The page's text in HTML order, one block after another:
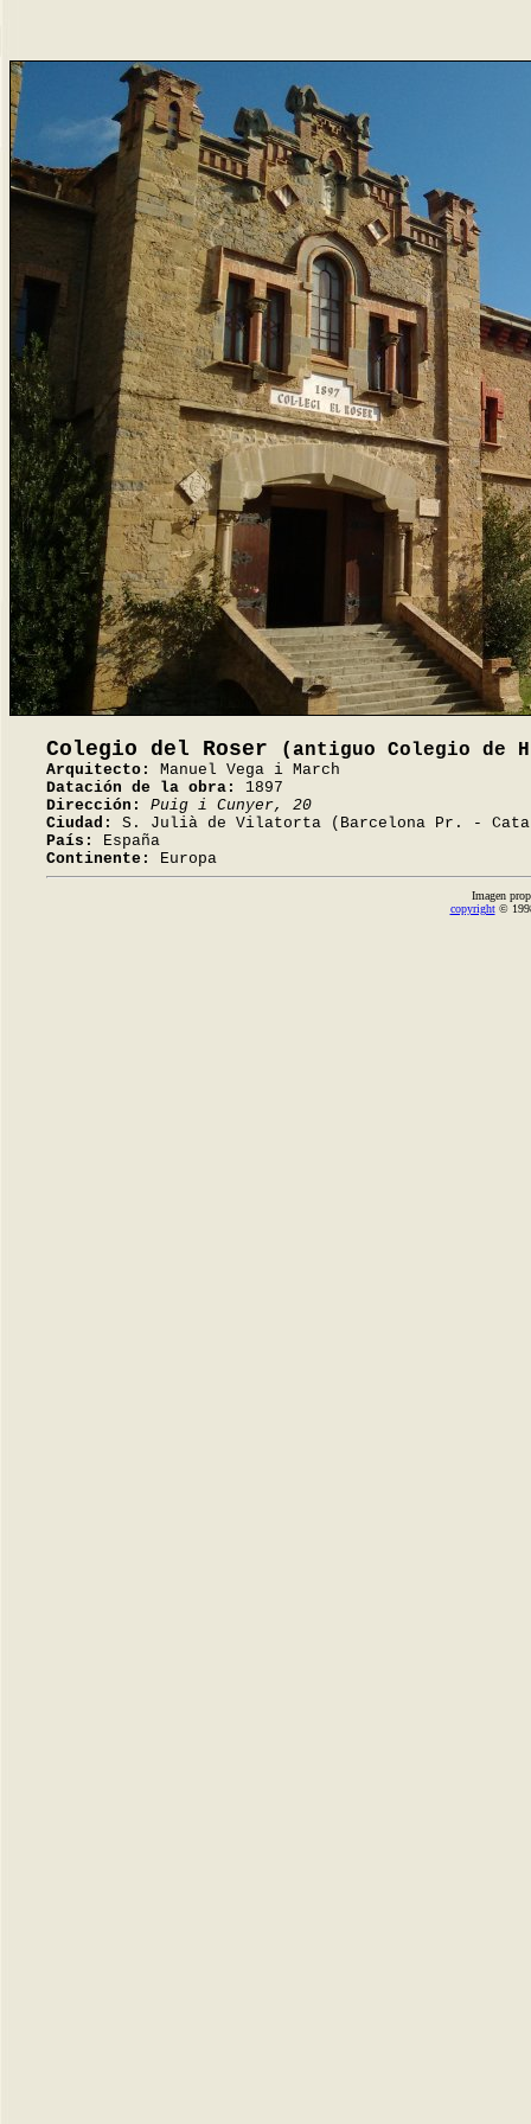
Colegio del Roser (antiguo Colegio de
Arquitecto:
Manuel Vega i March
Datación de la obra:
1897
Dirección:
Puig i Cunyer, 20
Ciudad:
S. Julià de Vilatorta (Barcelona Pr. -
País:
España
Continente:
Europa
Imagen
copyright©